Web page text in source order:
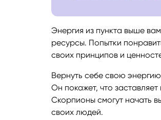
Энергия из пункта выше
ресурсы. Попытки
своих принципов и
Вернуть себе свою
Он покажет, что
Скорпионы смогут начать
своих людей.